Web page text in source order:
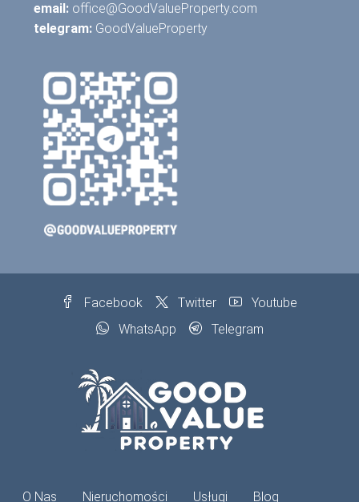
email: office@GoodValueProperty.com
telegram: GoodValueProperty
Facebook Twitter
Youtube
WhatsApp
Telegram
O Nas Nieruchomości Usługi Blog